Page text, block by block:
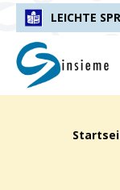
LEICHTE
insieme.ch
Fil d'Ariane :